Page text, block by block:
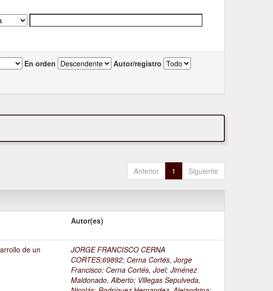
En orden Autor/registro
Anterior 1 Siguiente
Autor(es)
de un
JORGE FRANCISCO CERNA
CORTES;69892; Cerna Cortés, Jorge
Francisco; Cerna Cortés, Joel;Jiménez
Maldonado, Alberto; Villegas Sepulveda,